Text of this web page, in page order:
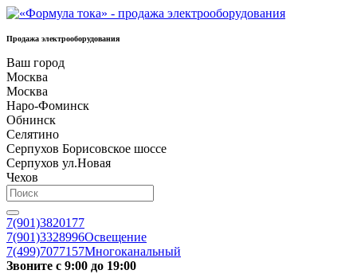
Продажа электрооборудования
Ваш город
Москва
Москва
Наро-Фоминск
Обнинск
Селятино
Серпухов Борисовское шоссе
Серпухов ул.Новая
Чехов
7(901)3820177
7(901)3328996Освещение
7(499)7077157Многоканальный
Звоните с 9:00 до 19:00